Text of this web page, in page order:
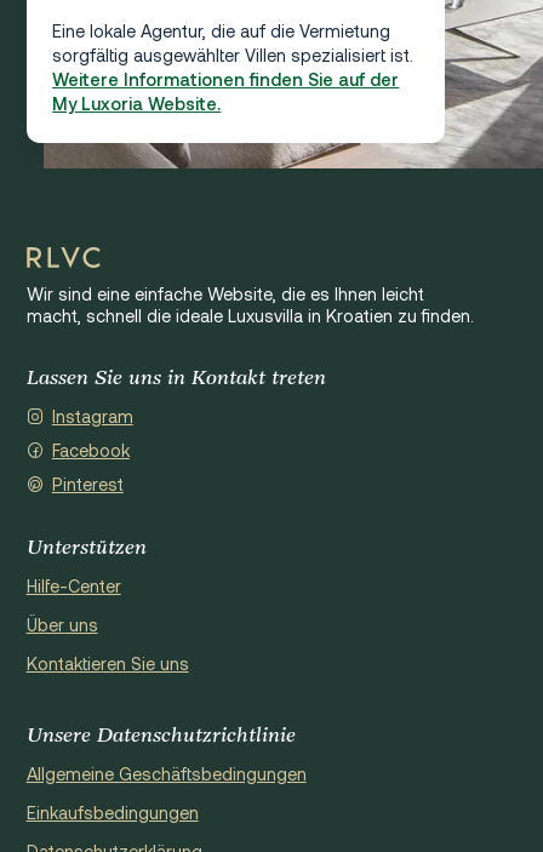
Eine lokale Agentur, die auf die Vermietung
sorgfältig ausgewählter Villen spezialisiert ist.
Weitere Informationen finden Sie auf der
My Luxoria Website.
Wir sind eine einfache Website, die es Ihnen leicht
macht, schnell die ideale Luxusvilla in Kroatien zu finden.
Lassen Sie uns in Kontakt treten
Instagram
Facebook
Pinterest
Unterstützen
Hilfe-Center
Über uns
Kontaktieren Sie uns
Unsere Datenschutzrichtlinie
Allgemeine Geschäftsbedingungen
Einkaufsbedingungen